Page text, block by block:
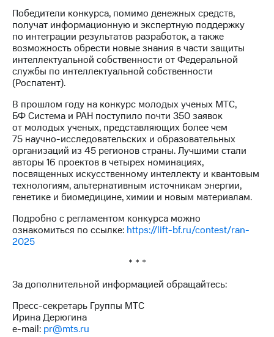
Победители конкурса, помимо денежных средств,
получат информационную и экспертную поддержку
по интеграции результатов разработок, а также
возможность обрести новые знания в части защиты
интеллектуальной собственности от Федеральной
службы по интеллектуальной собственности
(Роспатент).
В прошлом году на конкурс молодых ученых МТС,
БФ Система и РАН поступило почти 350 заявок
от молодых ученых, представляющих более чем
75 научно-исследовательских и образовательных
организаций из 45 регионов страны. Лучшими стали
авторы 16 проектов в четырех номинациях,
посвященных искусственному интеллекту и квантовым
технологиям, альтернативным источникам энергии,
генетике и биомедицине, химии и новым материалам.
Подробно с регламентом конкурса можно
ознакомиться по ссылке: https://lift-bf.ru/contest/ran-
2025
* * *
За дополнительной информацией обращайтесь:
Пресс-секретарь Группы МТС
Ирина Дерюгина
e-mail: pr@mts.ru